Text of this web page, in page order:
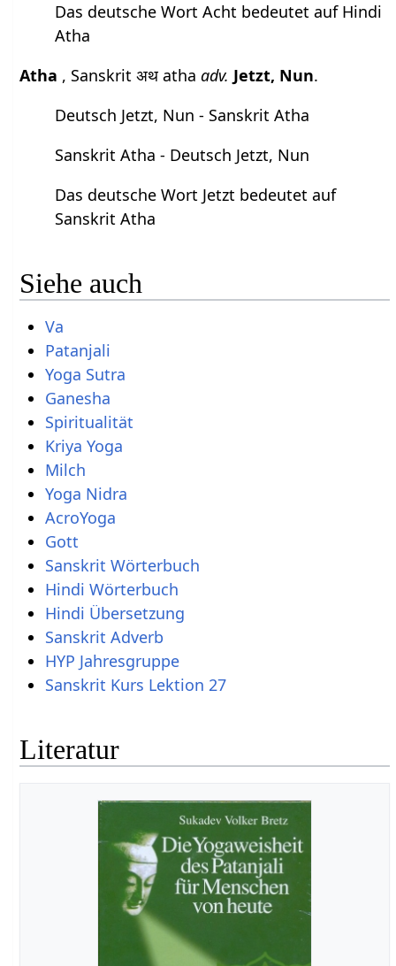
Das deutsche Wort Acht bedeutet auf Hindi
Atha
Atha , Sanskrit अथ athaadv. Jetzt, Nun.
Deutsch Jetzt, Nun - Sanskrit Atha
Sanskrit Atha - Deutsch Jetzt, Nun
Das deutsche Wort Jetzt bedeutet auf
Sanskrit Atha
Siehe auch
Va
Patanjali
Yoga Sutra
Ganesha
Spiritualität
Kriya Yoga
Milch
Yoga Nidra
AcroYoga
Gott
Sanskrit Wörterbuch
Hindi Wörterbuch
Hindi Übersetzung
Sanskrit Adverb
HYP Jahresgruppe
Sanskrit Kurs Lektion 27
Literatur